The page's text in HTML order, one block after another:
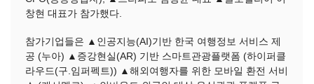
창현 대표가 참가했다.
참가기업들은 ▲인공지능(AI)기반 한국 여행정보 서비스 제
공 (누아) ▲증강현실(AR) 기반 스마트관광플랫폼 (하이퍼클
라우드(구.임퍼펙트)) ▲해외여행자를 위한 모바일 환전 서비